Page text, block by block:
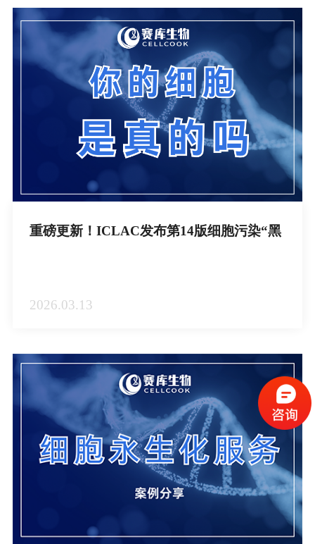
重磅更新！ICLAC发布第14版细胞污染“黑
2026.03.13